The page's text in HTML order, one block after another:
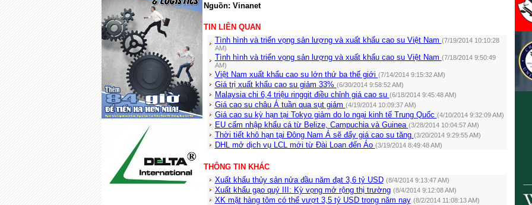
Nguồn: Vinanet
TIN LIÊN QUAN
Tình hình và triển vọng sản lượng và xuất khẩu cao su Việt Nam (7/19/2014 10:10:28
AM)
Tình hình và triển vọng sản lượng và xuất khẩu cao su Việt Nam (7/18/2014 9:50:49
AM)
Việt Nam xuất khẩu cao su lớn thứ ba thế giới (7/14/2014 9:15:32 AM)
Giá trị xuất khẩu cao su giảm 33% (6/30/2014 9:58:52 AM)
Malaysia chi 6,4 triệu ringgit điều chỉnh giá cao su (6/18/2014 9:45:48 AM)
Giá cao su châu Á tuần qua sụt giảm (4/19/2014 10:09:37 AM)
Giá cao su kỳ hạn tại Tokyo giảm do lo ngại kinh tế Trung Quốc (4/10/2014 9:32:09 AM)
EU cấm nhập khẩu cá từ Belize, Campuchia và Guinea (3/28/2014 10:04:57 AM)
Thời tiết khô hạn tại Đông Nam Á sẽ đẩy giá cao su tăng (3/20/2014 9:29:55 AM)
DHL mở dịch vụ LCL mới từ Đài Loan đến Áo (3/19/2014 8:49:48 AM)
THÔNG TIN KHÁC
Xuất khẩu thủy sản nửa đầu năm đạt 3,6 tỷ USD (8/4/2014 9:13:47 AM)
Xuất khẩu gạo quý III: Kỳ vọng mở rộng thị trường (8/4/2014 9:12:08 AM)
XK mặt hàng tôm có thể vượt 3,5 tỷ USD trong năm nay (8/2/2014 11:08:13 AM)